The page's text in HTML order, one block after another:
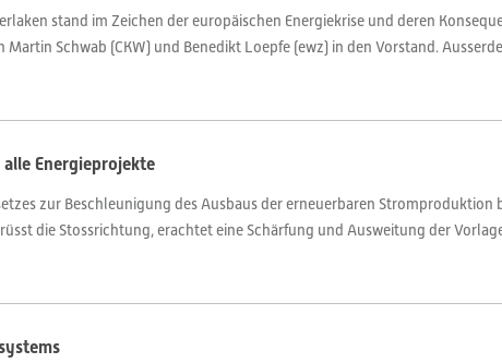
stand im Zeichen der europäischen Energiekrise und deren
Schwab (CKW) und Benedikt Loepfe (ewz) in den Vorstand.
Energieprojekte
zur Beschleunigung des Ausbaus der erneuerbaren Stromproduktion
die Stossrichtung, erachtet eine Schärfung und Ausweitung der